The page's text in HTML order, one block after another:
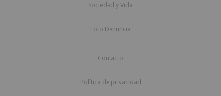
Sociedad y Vida
Foto Denuncia
Contacto
Política de privacidad